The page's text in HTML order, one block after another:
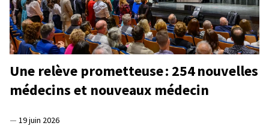
Une relève prometteuse : 254 nouvelles
médecins et nouveaux médecin
— 19 juin 2026